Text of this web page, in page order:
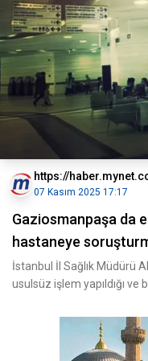
https://
07 Kasım 2025 17:17
Gaziosmanpaşa da
hastaneye
İstanbul İl Sağlık Müdürü
usulsüz işlem yapıldığı